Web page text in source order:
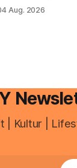
das Vodafone
Aug. 2026
| Kultur |